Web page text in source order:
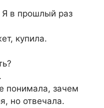
в прошлый раз
купила.
понимала, зачем
но отвечала.